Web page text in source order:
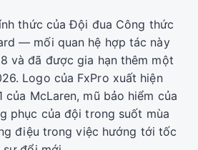
thức của Đội đua Công thức
— mối quan hệ hợp tác này
và đã được gia hạn thêm một
Logo của FxPro xuất hiện
của McLaren, mũ bảo hiểm của
phục của đội trong suốt mùa
điệu trong việc hướng tới tốc